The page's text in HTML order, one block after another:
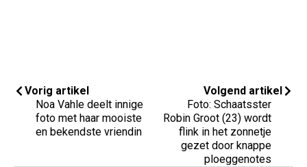
Vorig artikel
Noa Vahle deelt innige
foto met haar mooiste
en bekendste vriendin
Volgend artikel
Foto: Schaatsster
Robin Groot (23) wordt
flink in het zonnetje
gezet door knappe
ploeggenotes